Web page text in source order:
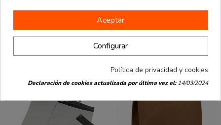
Caja artesanal
6.12 €
Tubo de cartón
para envío
1.11 €
Aceptar
Configurar
Política de privacidad y cookies
Declaración de cookies actualizada por última vez el:14/03/2024